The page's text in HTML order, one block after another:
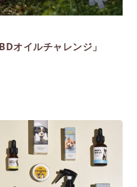
オイルチャレンジ」